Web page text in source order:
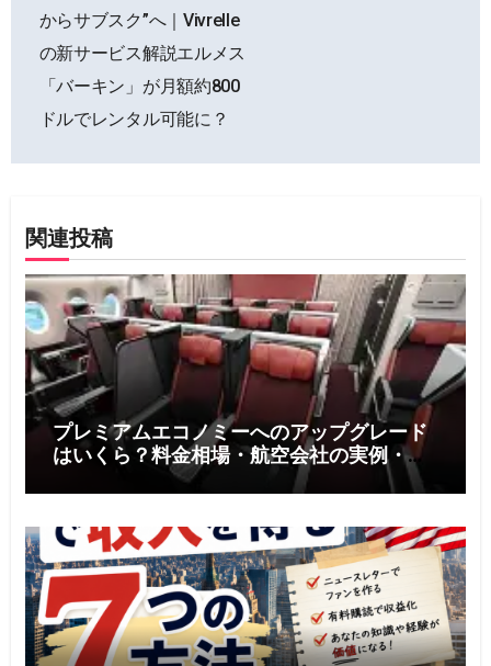
ー
シ
ョ
ン
からサブスク”へ｜Vivrelle
の新サービス解説エルメス
「バーキン」が月額約800
ドルでレンタル可能に？
関連投稿
プレミアムエコノミーへのアップグレード
はいくら？料金相場・航空会社の実例・お
得に利用する5つのコツ【2026年版】